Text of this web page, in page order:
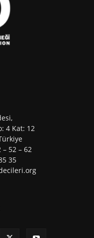
4 Kat: 12
– 52 – 62
35